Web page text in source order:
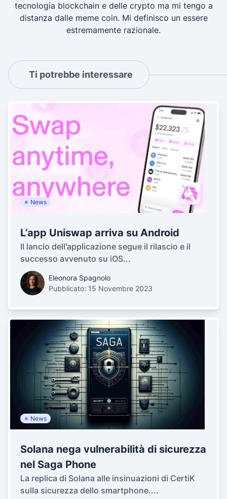
tecnologia blockchain e delle crypto ma mi tengo a
distanza dalle meme coin. Mi definisco un essere
estremamente razionale.
Ti potrebbe interessare
News
L’app Uniswap arriva su Android
Il lancio dell'applicazione segue il rilascio e il
successo avvenuto su iOS...
Eleonora Spagnolo
Pubblicato: 15 Novembre 2023
News
Solana nega vulnerabilità di sicurezza
nel Saga Phone
La replica di Solana alle insinuazioni di CertiK
sulla sicurezza dello smartphone....